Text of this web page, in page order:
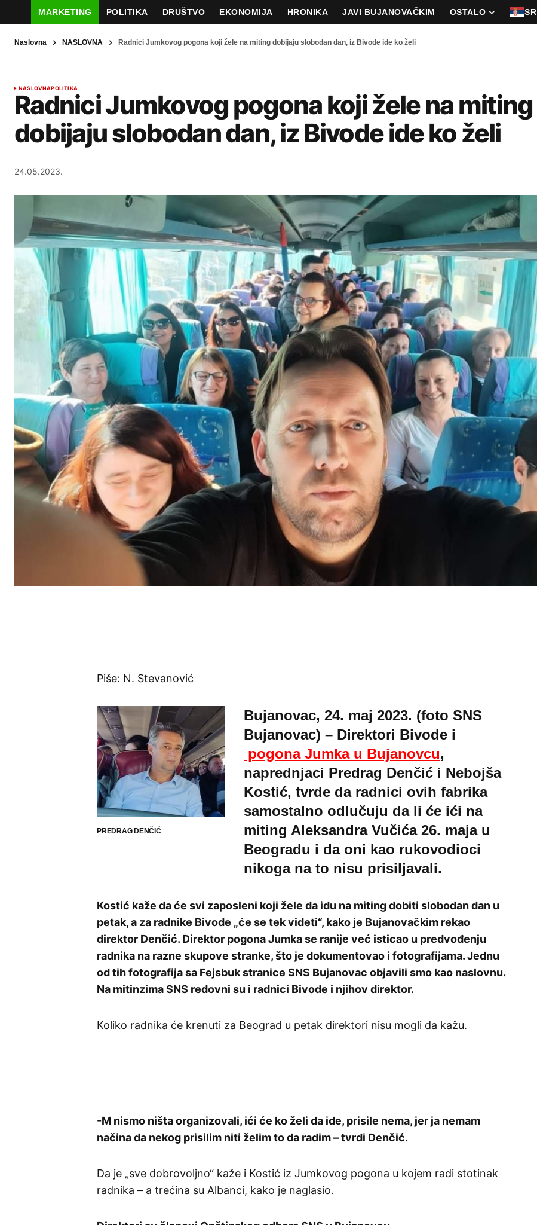
MARKETING POLITIKA DRUŠTVO EKONOMIJA HRONIKA JAVI BUJANOVAČKIM OSTALO SR
Naslovna NASLOVNA Radnici Jumkovog pogona koji žele na miting dobijaju slobodan dan, iz Bivode ide ko želi
NASLOVNAPOLITIKA
Radnici Jumkovog pogona koji žele na miting
dobijaju slobodan dan, iz Bivode ide ko želi
24.05.2023.
Piše: N. Stevanović
PREDRAG DENČIĆ
Bujanovac, 24. maj 2023. (foto SNS
Bujanovac) – Direktori Bivode i
pogona Jumka u Bujanovcu,
naprednjaci Predrag Denčić i Nebojša
Kostić, tvrde da radnici ovih fabrika
samostalno odlučuju da li će ići na
miting Aleksandra Vučića 26. maja u
Beogradu i da oni kao rukovodioci
nikoga na to nisu prisiljavali.
Kostić kaže da će svi zaposleni koji žele da idu na miting dobiti slobodan dan u
petak, a za radnike Bivode „će se tek videti“, kako je Bujanovačkim rekao
direktor Denčić. Direktor pogona Jumka se ranije već isticao u predvođenju
radnika na razne skupove stranke, što je dokumentovao i fotografijama. Jednu
od tih fotografija sa Fejsbuk stranice SNS Bujanovac objavili smo kao naslovnu.
Na mitinzima SNS redovni su i radnici Bivode i njihov direktor.
Koliko radnika će krenuti za Beograd u petak direktori nisu mogli da kažu.
-M nismo ništa organizovali, ići će ko želi da ide, prisile nema, jer ja nemam
načina da nekog prisilim niti želim to da radim – tvrdi Denčić.
Da je „sve dobrovoljno“ kaže i Kostić iz Jumkovog pogona u kojem radi stotinak
radnika – a trećina su Albanci, kako je naglasio.